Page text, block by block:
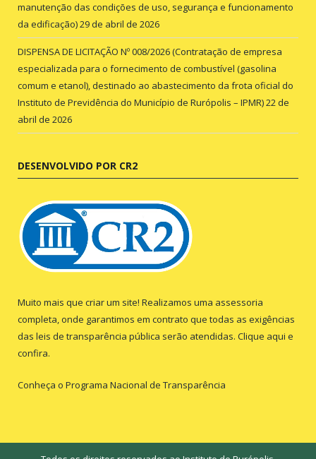
manutenção das condições de uso, segurança e funcionamento
da edificação)29 de abril de 2026
DISPENSA DE LICITAÇÃO Nº 008/2026 (Contratação de empresa
especializada para o fornecimento de combustível (gasolina
comum e etanol), destinado ao abastecimento da frota oficial do
Instituto de Previdência do Município de Rurópolis – IPMR)22 de
abril de 2026
DESENVOLVIDO POR CR2
Muito mais que criar um site! Realizamos uma assessoria
completa, onde garantimos em contrato que todas as exigências
das leis de transparência pública serão atendidas. Clique aqui e
confira.
Conheça o Programa Nacional de Transparência